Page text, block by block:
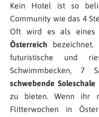
Kein Hotel ist so
Community wie das 4
Oft wird es als eines
Österreich
futuristische und
Schwimmbecken, 7
schwebende Soleschale
zu bieten. Wenn ihr
Flitterwochen in